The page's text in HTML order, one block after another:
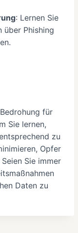
: Lernen Sie
über Phishing
für
Sie lernen,
zu
Opfer
Sie immer
Daten zu